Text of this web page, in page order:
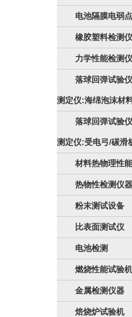
电池隔膜电弱
橡胶塑料检测
力学性能检测
落球回弹试验
测定仪:海绵泡沫材
落球回弹试验
测定仪:受电弓/碳滑
材料热物理性
热物性检测仪器
粉末测试设备
比表面测试仪
电池检测
燃烧性能试验机
金属检测仪器
焙烧炉试验机